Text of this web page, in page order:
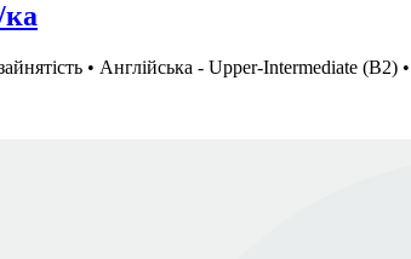
• Англійська - Upper-Intermediate (B2)